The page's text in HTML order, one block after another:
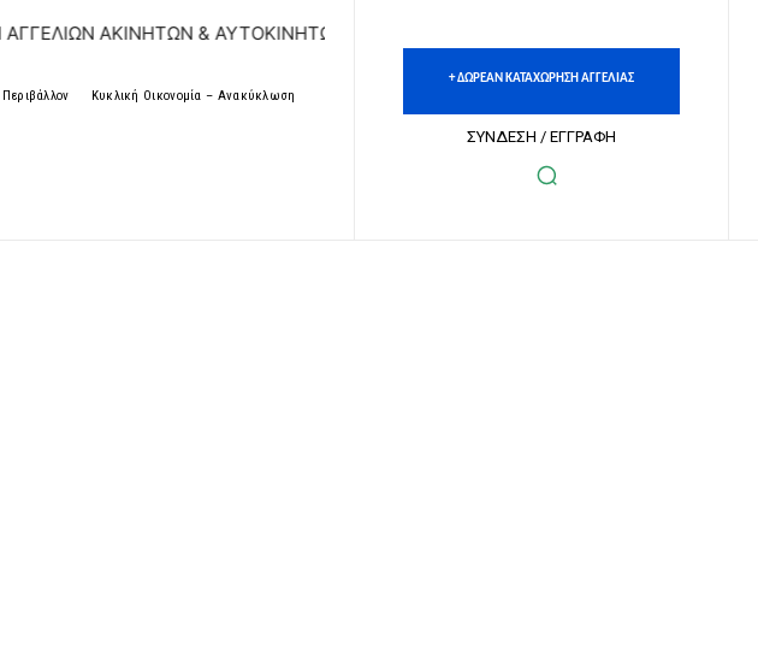
& ΑΥΤΟΚΙΝΗΤΩΝ | ΔΩΡΕΑΝ ΚΑΤΑΧΩΡΗΣΗ ΑΓΓΕΛΙΩΝ ΑΚΙΝΗΤΩΝ &
Περιβάλλον Κυκλική Οικονομία – Ανακύκλωση
+ ΔΩΡΕΑΝ ΚΑΤΑΧΩΡΗΣΗ ΑΓΓΕΛΙΑΣ
ΣΥΝΔΕΣΗ / ΕΓΓΡΑΦΗ